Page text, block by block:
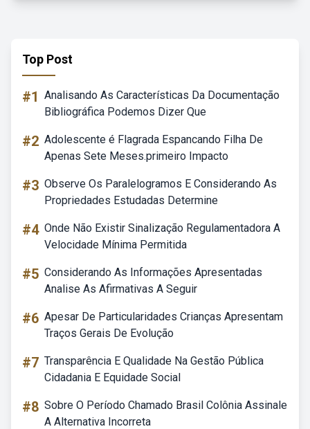
Top Post
#1 Analisando As Características Da Documentação
Bibliográfica Podemos Dizer Que
#2 Adolescente é Flagrada Espancando Filha De
Apenas Sete Meses.primeiro Impacto
#3 Observe Os Paralelogramos E Considerando As
Propriedades Estudadas Determine
#4 Onde Não Existir Sinalização Regulamentadora A
Velocidade Mínima Permitida
#5 Considerando As Informações Apresentadas
Analise As Afirmativas A Seguir
#6 Apesar De Particularidades Crianças Apresentam
Traços Gerais De Evolução
#7 Transparência E Qualidade Na Gestão Pública
Cidadania E Equidade Social
#8 Sobre O Período Chamado Brasil Colônia Assinale
A Alternativa Incorreta